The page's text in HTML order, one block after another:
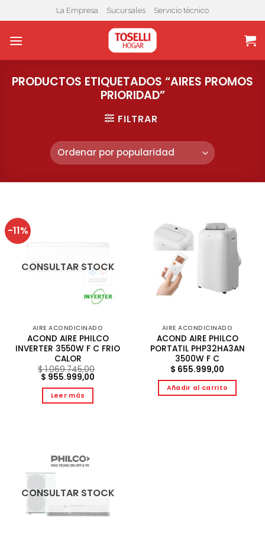
to
content
La Empresa Sucursales Servicio técnico
PRODUCTOS ETIQUETADOS “AIRES PROMOS
PRIORIDAD”
FILTRAR
-11%
CONSULTAR STOCK
AIRE ACONDICINADO
ACOND AIRE PHILCO
INVERTER 3550W F C FRIO
CALOR
$1.069.745,00
El
precio
original
era:
$ 1.069.745,00.
$ 955.999,00
Leer más
AIRE ACONDICINADO
ACOND AIRE PHILCO
PORTATIL PHP32HA3AN
3500W F C
$ 655.999,00
Añadir al carrito
CONSULTAR STOCK